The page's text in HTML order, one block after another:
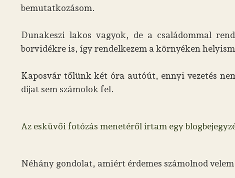
bemutatkozásom.
Dunakeszi lakos vagyok, de a családommal
borvidékre is, így rendelkezem a környéken
Kaposvár tőlünk két óra autóút, ennyi vezetés
díjat sem számolok fel.
Az esküvői fotózás menetéről írtam egy
Néhány gondolat, amiért érdemes számolnod